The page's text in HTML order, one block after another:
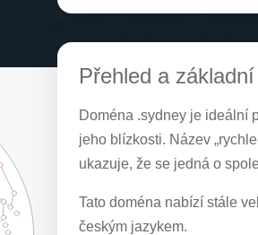
Přehled a
Doména .sydney je ideální
jeho blízkosti. Název
ukazuje, že se jedná o
Tato doména nabízí stále
českým jazykem.